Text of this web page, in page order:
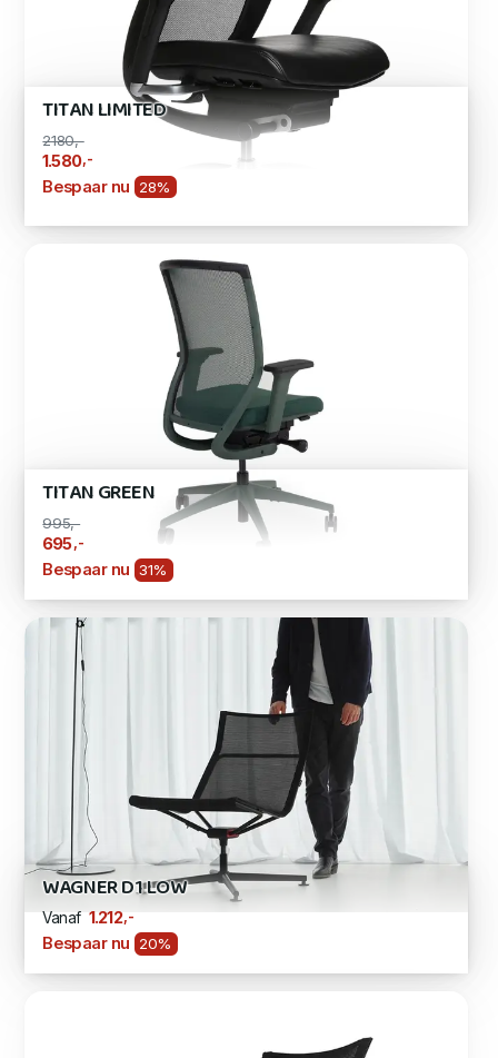
TITAN LIMITED
2180,-
1.580,-
Bespaar nu 28%
TITAN GREEN
995,-
695 ,-
Bespaar nu 31%
WAGNER D1 LOW
Vanaf 1.212 ,-
Bespaar nu 20%